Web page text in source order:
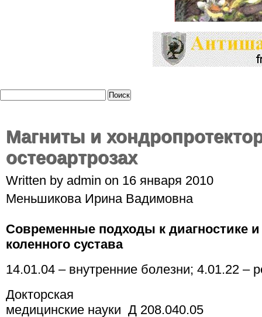
Магниты и
остеоартрозах
Written by admin on 16 января 2010
Меньшикова Ирина Вадимовна
Современные подходы к диагностике
коленного сустава
14.01.04 – внутренние болезни; 4.01.22 –
Докторская
медицинские науки Д 208.040.05